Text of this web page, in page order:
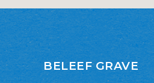
BELEEF GRAVE